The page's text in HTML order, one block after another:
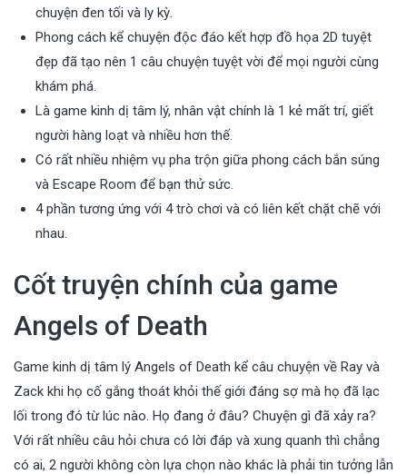
chuyện đen tối và ly kỳ.
Phong cách kể chuyện độc đáo kết hợp đồ họa 2D tuyệt
đẹp đã tạo nên 1 câu chuyện tuyệt vời để mọi người cùng
khám phá.
Là game kinh dị tâm lý, nhân vật chính là 1 kẻ mất trí, giết
người hàng loạt và nhiều hơn thế.
Có rất nhiều nhiệm vụ pha trộn giữa phong cách bắn súng
và Escape Room để bạn thử sức.
4 phần tương ứng với 4 trò chơi và có liên kết chặt chẽ với
nhau.
Cốt truyện chính của game
Angels of Death
Game kinh dị tâm lý Angels of Death kể câu chuyện về Ray và
Zack khi họ cố gắng thoát khỏi thế giới đáng sợ mà họ đã lạc
lối trong đó từ lúc nào. Họ đang ở đâu? Chuyện gì đã xảy ra?
Với rất nhiều câu hỏi chưa có lời đáp và xung quanh thì chẳng
có ai, 2 người không còn lựa chọn nào khác là phải tin tưởng lẫn